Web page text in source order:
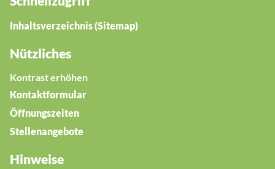
Inhaltsverzeichnis (Sitemap)
Nützliches
Kontrast erhöhen
Kontaktformular
Öffnungszeiten
Stellenangebote
Hinweise